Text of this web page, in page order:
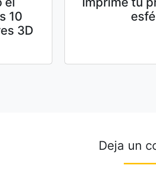
10
3D
Deja un